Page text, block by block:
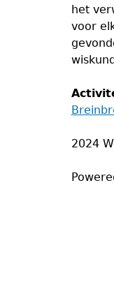
het
voor
2024